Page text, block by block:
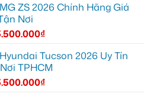
ZS 2026 Chính Hãng Giá
Nơi
₫
Tucson 2026 Uy Tín
TPHCM
₫